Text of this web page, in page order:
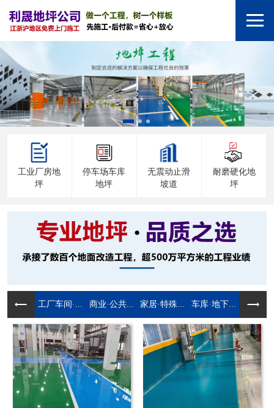
工业厂房地
坪
停车场车库
地坪
无震动止滑
坡道
耐磨硬化地
坪
工厂车间·... 商业·公共... 家居·特殊... 车库·地下...